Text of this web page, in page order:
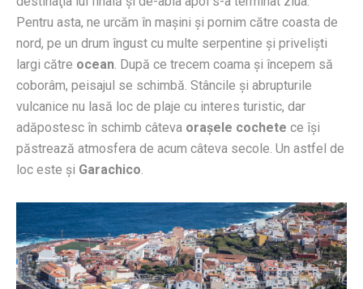
Pentru asta, ne urcăm în maşini şi pornim către coasta de
nord, pe un drum îngust cu multe serpentine şi privelişti
largi către ocean . După ce trecem coama şi începem să
coborâm, peisajul se schimbă. Stâncile şi abrupturile
vulcanice nu lasă loc de plaje cu interes turistic, dar
adăpostesc în schimb câteva oraşele cochete ce îşi
păstrează atmosfera de acum câteva secole. Un astfel de
loc este şi Garachico